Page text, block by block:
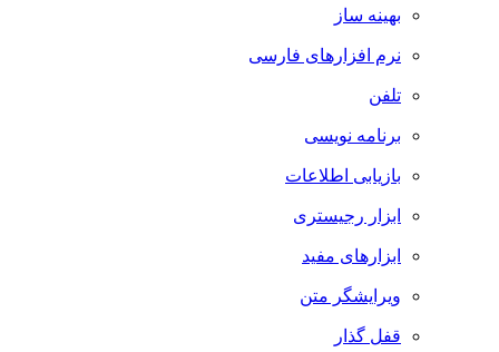
بهینه ساز
نرم افزارهای فارسی
تلفن
برنامه نویسی
بازیابی اطلاعات
ابزار رجیستری
ابزارهای مفید
ویرایشگر متن
قفل گذار